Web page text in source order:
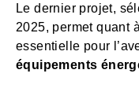
Le dernier projet,
2025, permet quant
essentielle pour
équipements